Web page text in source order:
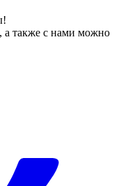
а также с нами можно